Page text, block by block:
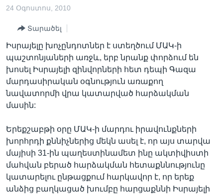
բովանդակություն
IN ENGLISH
ՄԵՐ ՄԱՍԻՆ
«ԱՄԵՐԻԿԱՅԻ ՁԱՅՆ»-Ի ԿԱՆՈՆԱԴՐՈՒԹՅՈՒՆ
ԿԱՊ ՄԵԶ ՀԵՏ
ՈՒԿՐԱԻՆԱԿԱՆ ՊԱՏԵՐԱԶՄ
Learning English
ՀԵՏԵՒԵՔ ՄԵԶ
Լեզուներ
24 Օգոստոս, 2010
Տարածել
Իսրայելը խոչընդոտներ է ստեղծում ՄԱԿ-ի
պաշտոնյաների առջև, երբ նրանք փորձում են
խոսել Իսրայելի զինվորների հետ դեպի Գազա
մարդասիրական օգնություն առաքող
նավատորմի վրա կատարված հարձակման
մասին:
Երեքշաբթի օրը ՄԱԿ-ի մարդու իրավունքների
խորհրդի քննիչներից մեկն ասել է, որ այս տարվա
մայիսի 31-ին պաղեստինամետ ինը ակտիվիստի
մահվան բերած հարձակման հետաքննությունը
կատարելու ընթացքում հարկավոր է, որ երեք
անձից բաղկացած խումբը հարցաքննի Իսրայելի